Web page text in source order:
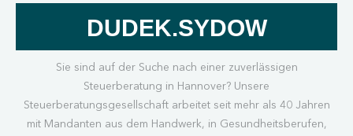
DUDEK.SYDOW
Sie sind auf der Suche nach einer zuverlässigen
Steuerberatung in Hannover? Unsere
Steuerberatungsgesellschaft arbeitet seit mehr als 40 Jahren
mit Mandanten aus dem Handwerk, in Gesundheitsberufen,